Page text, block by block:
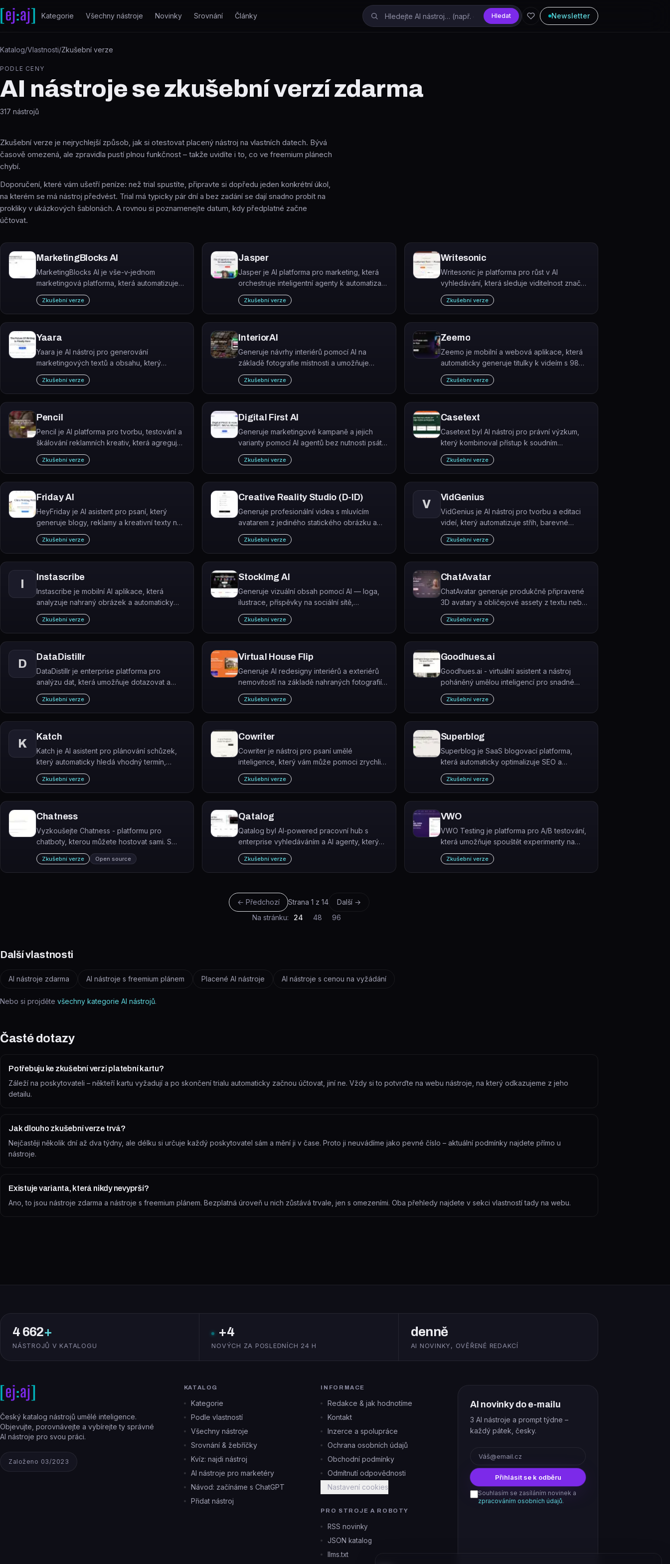
Přeskočit na obsah
Kategorie Všechny nástroje Novinky Srovnání Články Hledat Newsletter
Katalog/Vlastnosti/Zkušební verze
PODLE CENY
AI nástroje se zkušební verzí zdarma
317 nástrojů
Zkušební verze je nejrychlejší způsob, jak si otestovat placený nástroj na vlastních datech. Bývá
časově omezená, ale zpravidla pustí plnou funkčnost – takže uvidíte i to, co ve freemium plánech
chybí.
Doporučení, které vám ušetří peníze: než trial spustíte, připravte si dopředu jeden konkrétní úkol,
na kterém se má nástroj předvést. Trial má typicky pár dní a bez zadání se dají snadno probít na
prokliky v ukázkových šablonách. A rovnou si poznamenejte datum, kdy předplatné začne
účtovat.
MarketingBlocks AI
MarketingBlocks AI je vše-v-jednom
marketingová platforma, která automatizuje
tvorbu, design a publikování obsahu
prostřednictvím specializovaných AI agentů.
Zkušební verze
Jasper
Jasper je AI platforma pro marketing, která
orchestruje inteligentní agenty k automatizaci
end-to-end marketingových workflow.
Zkušební verze
Writesonic
Writesonic je platforma pro růst v AI
vyhledávání, která sleduje viditelnost značky
v AI nástrojích (ChatGPT, Perplexity aj.) a
pomáhá ji zvyšovat obsahem, citacemi a
technickými úpravami.
Zkušební verze
Yaara
Yaara je AI nástroj pro generování
marketingových textů a obsahu, který
pomáhá tvořit reklamy, e-maily, blogy a
webové texty až 10× rychleji.
Zkušební verze
InteriorAI
Generuje návrhy interiérů pomocí AI na
základě fotografie místnosti a umožňuje
virtuální staging pro realitní inzeráty.
Zkušební verze
Zeemo
Zeemo je mobilní a webová aplikace, která
automaticky generuje titulky k videím s 98%
přesností a překládá je do 95 jazyků.
Zkušební verze
Pencil
Pencil je AI platforma pro tvorbu, testování a
škálování reklamních kreativ, která agreguje
modely od OpenAI, Google, Adobe, Runway
a Bria do jednoho prostředí.
Zkušební verze
Digital First AI
Generuje marketingové kampaně a jejich
varianty pomocí AI agentů bez nutnosti psát
kód.
Zkušební verze
Casetext
Casetext byl AI nástroj pro právní výzkum,
který kombinoval přístup k soudním
rozhodnutím a zákonům s AI asistentem
CoCounsel. Jako samostatný produkt byl
ukončen 1. dubna 2025 po akvizici Thomson
Zkušební verze
Friday AI
HeyFriday je AI asistent pro psaní, který
generuje blogy, reklamy a kreativní texty na
základě zadaných informací.
Zkušební verze
Creative Reality Studio (D-ID)
Generuje profesionální videa s mluvícím
avatarem z jediného statického obrázku a
textu nebo audia pomocí AI.
Zkušební verze
V
VidGenius
VidGenius je AI nástroj pro tvorbu a editaci
videí, který automatizuje střih, barevné
korekce a doporučování efektů bez nutnosti
pokročilých editačních dovedností.
Zkušební verze
I
Instascribe
Instascribe je mobilní AI aplikace, která
analyzuje nahraný obrázek a automaticky
generuje personalizované popisky pro
Instagram.
Zkušební verze
StockImg AI
Generuje vizuální obsah pomocí AI — loga,
ilustrace, příspěvky na sociální sítě,
wallpapery, avatary a další grafické formáty.
Zkušební verze
ChatAvatar
ChatAvatar generuje produkčně připravené
3D avatary a obličejové assety z textu nebo
obrázků. Výstupy jsou určeny pro hry, VR,
sociální platformy a virtuální produkci.
Zkušební verze
D
DataDistillr
DataDistillr je enterprise platforma pro
analýzu dat, která umožňuje dotazovat a
spojovat data z různých zdrojů pomocí
standardního SQL bez nutnosti ETL procesů.
Zkušební verze
Virtual House Flip
Generuje AI redesigny interiérů a exteriérů
nemovitostí na základě nahraných fotografií.
Virtual House Flip je webový nástroj pro
virtuální přeměnu domů určený majitelům,
designérům i realitním investorům.
Zkušební verze
Goodhues.ai
Goodhues.ai - virtuální asistent a nástroj
poháněný umělou inteligencí pro snadné
řízení interiérových designových projektů.
Vyzkoušejte zdarma! #design assistant
Zkušební verze
K
Katch
Katch je AI asistent pro plánování schůzek,
který automaticky hledá vhodný termín,
rozesílá pozvánky a synchronizuje vše s
kalendářem – ovládaný přes e-mail nebo
WhatsApp.
Zkušební verze
Cowriter
Cowriter je nástroj pro psaní umělé
inteligence, který vám může pomoci zrychlit
a inspirovat vaše psaní tím, že pro vás
generuje obsah. Stačí se jen zeptat a
Cowriter se postará o zbytek.
Zkušební verze
Superblog
Superblog je SaaS blogovací platforma,
která automaticky optimalizuje SEO a
zajišťuje vysoký výkon blogu bez nutnosti
technické údržby.
Zkušební verze
Chatness
Vyzkoušejte Chatness - platformu pro
chatboty, kterou můžete hostovat sami. S
ChatGPT a Firebase je snadné integrovat
chatboty na vaše webové stránky.
Zkušební verze Open source
Qatalog
Qatalog byl AI-powered pracovní hub s
enterprise vyhledáváním a AI agenty, který
byl akvizován platformou ClickUp.
Zkušební verze
VWO
VWO Testing je platforma pro A/B testování,
která umožňuje spouštět experimenty na
webech, mobilních aplikacích i serverové
vrstvě za účelem zvýšení konverzního
poměru.
Zkušební verze
← Předchozí Strana 1 z 14
Další →
Na stránku:
24 48 96
Další vlastnosti
AI nástroje zdarma AI nástroje s freemium plánem Placené AI nástroje AI nástroje s cenou na vyžádání
Nebo si projděte všechny kategorie AI nástrojů.
Časté dotazy
Potřebuju ke zkušební verzi platební kartu?
Záleží na poskytovateli – někteří kartu vyžadují a po skončení trialu automaticky začnou účtovat, jiní ne. Vždy si to potvrďte na webu nástroje, na který odkazujeme z jeho
detailu.
Jak dlouho zkušební verze trvá?
Nejčastěji několik dní až dva týdny, ale délku si určuje každý poskytovatel sám a mění ji v čase. Proto ji neuvádíme jako pevné číslo – aktuální podmínky najdete přímo u
nástroje.
Existuje varianta, která nikdy nevyprší?
Ano, to jsou nástroje zdarma a nástroje s freemium plánem. Bezplatná úroveň u nich zůstává trvale, jen s omezeními. Oba přehledy najdete v sekci vlastností tady na webu.
4 662+
NÁSTROJŮ V KATALOGU
+4
NOVÝCH ZA POSLEDNÍCH 24 H
denně
AI NOVINKY, OVĚŘENÉ REDAKCÍ
Český katalog nástrojů umělé inteligence.
Objevujte, porovnávejte a vybírejte ty správné
AI nástroje pro svou práci.
Založeno 03/2023
KATALOG
Kategorie
Podle vlastností
Všechny nástroje
Srovnání & žebříčky
Kvíz: najdi nástroj
AI nástroje pro marketéry
Návod: začínáme s ChatGPT
Přidat nástroj
INFORMACE
Redakce & jak hodnotíme
Kontakt
Inzerce a spolupráce
Ochrana osobních údajů
Obchodní podmínky
Odmítnutí odpovědnosti
Nastavení cookies
PRO STROJE A ROBOTY
RSS novinky
JSON katalog
llms.txt
AI novinky do e-mailu
3 AI nástroje a prompt týdne –
každý pátek, česky.
Přihlásit se k odběru
Souhlasím se zasíláním novinek a
zpracováním osobních údajů.